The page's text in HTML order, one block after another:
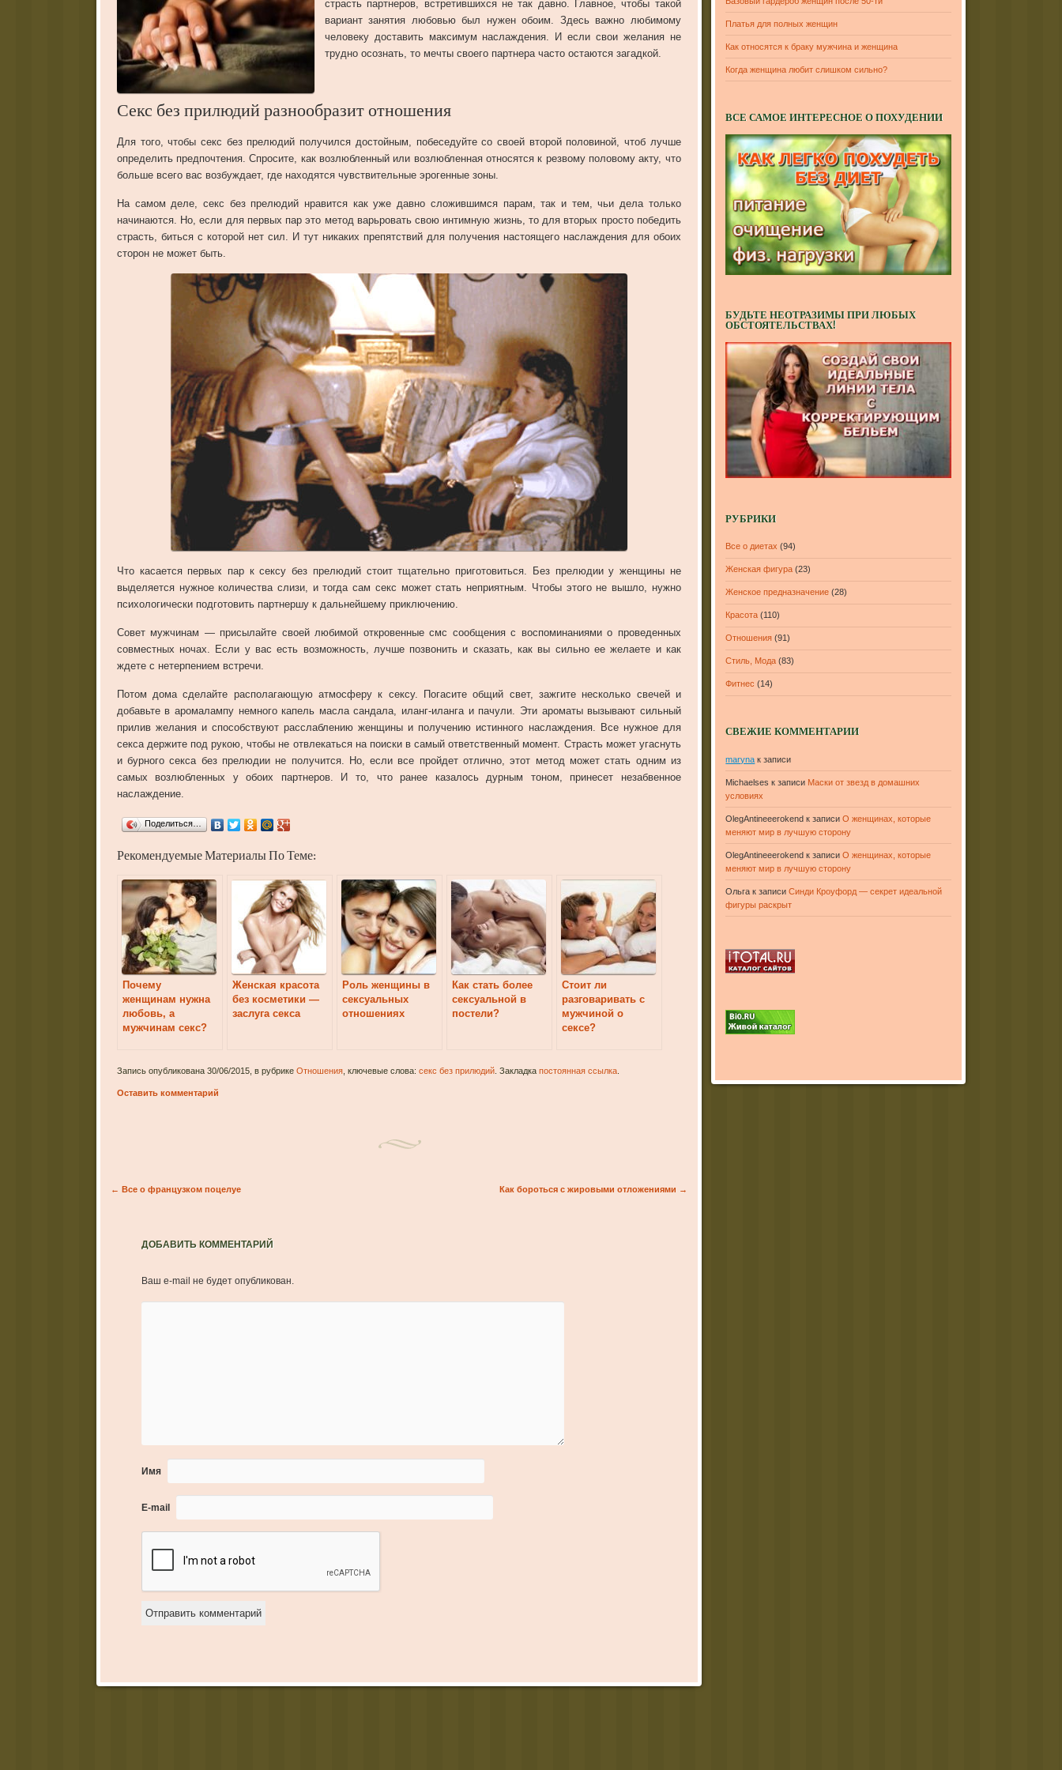
страсть партнеров, встретившихся не так давно. Главное, чтобы такой
вариант занятия любовью был нужен обоим. Здесь важно любимому
человеку доставить максимум наслаждения. И если свои желания не
трудно осознать, то мечты своего партнера часто остаются загадкой.
Секс без прилюдий разнообразит отношения
Для того, чтобы секс без прелюдий получился достойным, побеседуйте со своей второй половиной, чтоб лучше
определить предпочтения. Спросите, как возлюбленный или возлюбленная относятся к резвому половому акту, что
больше всего вас возбуждает, где находятся чувствительные эрогенные зоны.
На самом деле, секс без прелюдий нравится как уже давно сложившимся парам, так и тем, чьи дела только
начинаются. Но, если для первых пар это метод варьровать свою интимную жизнь, то для вторых просто победить
страсть, биться с которой нет сил. И тут никаких препятствий для получения настоящего наслаждения для обоих
сторон не может быть.
Что касается первых пар к сексу без прелюдий стоит тщательно приготовиться. Без прелюдии у женщины не
выделяется нужное количества слизи, и тогда сам секс может стать неприятным. Чтобы этого не вышло, нужно
психологически подготовить партнершу к дальнейшему приключению.
Совет мужчинам — присылайте своей любимой откровенные смс сообщения с воспоминаниями о проведенных
совместных ночах. Если у вас есть возможность, лучше позвонить и сказать, как вы сильно ее желаете и как
ждете с нетерпением встречи.
Потом дома сделайте располагающую атмосферу к сексу. Погасите общий свет, зажгите несколько свечей и
добавьте в аромалампу немного капель масла сандала, иланг-иланга и пачули. Эти ароматы вызывают сильный
прилив желания и способствуют расслаблению женщины и получению истинного наслаждения. Все нужное для
секса держите под рукою, чтобы не отвлекаться на поиски в самый ответственный момент. Страсть может угаснуть
и бурного секса без прелюдии не получится. Но, если все пройдет отлично, этот метод может стать одним из
самых возлюбленных у обоих партнеров. И то, что ранее казалось дурным тоном, принесет незабвенное
наслаждение.
Поделиться…
Рекомендуемые Материалы По Теме:
Почему
женщинам нужна
любовь, а
мужчинам секс?
Женская красота
без косметики —
заслуга секса
Роль женщины в
сексуальных
отношениях
Как стать более
сексуальной в
постели?
Стоит ли
разговаривать с
мужчиной о
сексе?
Запись опубликована 30/06/2015, в рубрике Отношения, ключевые слова: секс без прилюдий. Закладка постоянная ссылка.
Оставить комментарий
Post navigation
← Все о французком поцелуе Как бороться с жировыми отложениями →
ДОБАВИТЬ КОММЕНТАРИЙ
Ваш e-mail не будет опубликован.
Имя
E-mail
Платья для полных женщин
Как относятся к браку мужчина и женщина
Когда женщина любит слишком сильно?
ВСЕ САМОЕ ИНТЕРЕСНОЕ О ПОХУДЕНИИ
БУДЬТЕ НЕОТРАЗИМЫ ПРИ ЛЮБЫХ
ОБСТОЯТЕЛЬСТВАХ!
РУБРИКИ
Все о диетах (94)
Женская фигура (23)
Женское предназначение (28)
Красота (110)
Отношения (91)
Стиль, Мода (83)
Фитнес (14)
СВЕЖИЕ КОММЕНТАРИИ
maryna к записи
Michaelses к записи Маски от звезд в домашних
условиях
OlegAntineeerokend к записиО женщинах, которые
меняют мир в лучшую сторону
OlegAntineeerokend к записиО женщинах, которые
меняют мир в лучшую сторону
Ольга к записиСинди Кроуфорд — секрет идеальной
фигуры раскрыт